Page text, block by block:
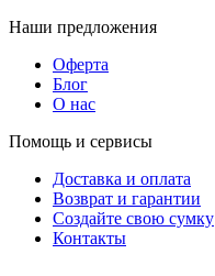
Наши предложения
Оферта
Блог
О нас
Помощь и сервисы
Доставка и оплата
Возврат и гарантии
Создайте свою сумку
Контакты